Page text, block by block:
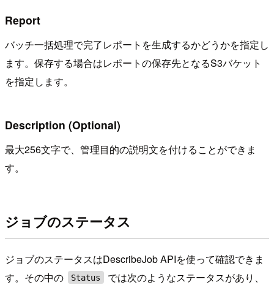
Report
バッチ一括処理で完了レポートを生成するかどうかを指定し
ます。保存する場合はレポートの保存先となるS3バケット
を指定します。
Description (Optional)
最大256文字で、管理目的の説明文を付けることができま
す。
ジョブのステータス
ジョブのステータスはDescribeJob APIを使って確認できま
す。その中の
Status
では次のようなステータスがあり、